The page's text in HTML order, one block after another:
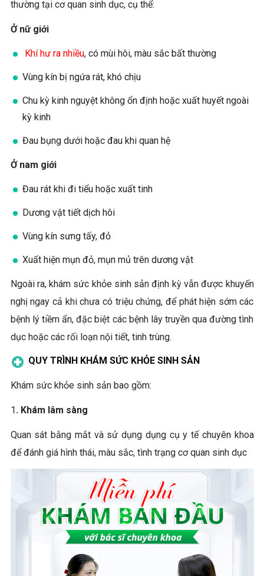
thường tại cơ quan sinh dục, cụ thể:
Ở nữ giới
Khí hư ra nhiều, có mùi hôi, màu sắc bất thường
Vùng kín bị ngứa rát, khó chịu
Chu kỳ kinh nguyệt không ổn định hoặc xuất huyết ngoài
kỳ kinh
Đau bụng dưới hoặc đau khi quan hệ
Ở nam giới
Đau rát khi đi tiểu hoặc xuất tinh
Dương vật tiết dịch hôi
Vùng kín sưng tấy, đỏ
Xuất hiện mụn đỏ, mụn mủ trên dương vật
Ngoài ra, khám sức khỏe sinh sản định kỳ vẫn được khuyến
nghị ngay cả khi chưa có triệu chứng, để phát hiện sớm các
bệnh lý tiềm ẩn, đặc biệt các bệnh lây truyền qua đường tình
dục hoặc các rối loạn nội tiết, tinh trùng.
QUY TRÌNH KHÁM SỨC KHỎE SINH SẢN
Khám sức khỏe sinh sản bao gồm:
1. Khám lâm sàng
Quan sát bằng mắt và sử dụng dụng cụ y tế chuyên khoa
để đánh giá hình thái, màu sắc, tình trạng cơ quan sinh dục